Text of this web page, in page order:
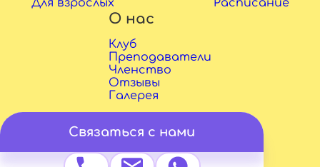
Для взрослых
Расписание
О нас
Клуб
Преподаватели
Членство
Отзывы
Галерея
Copyright © 2026 Sadko ry
Designed bydevan.fi &
Связаться с нами